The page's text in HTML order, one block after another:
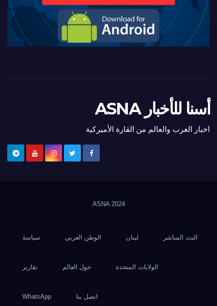
أسنا للأخبار ASNA
اخبار العرب والعالم من القارة الأميركية
ASNA 2024
البث المباشر لبنان الوطن العربي سياسة
الولايات المتحدة حول العالم تقارير
اتصل بنا WhatsApp